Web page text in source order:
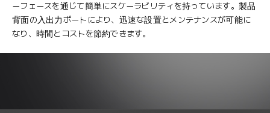
ーフェースを通じて簡単にスケーラビリティを持っています。製品
背面の入出力ポートにより、迅速な設置とメンテナンスが可能に
なり、時間とコストを節約できます。